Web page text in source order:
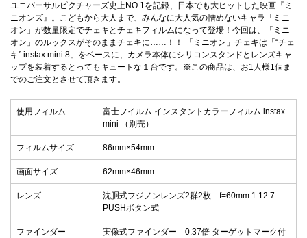
ユニバーサルピクチャーズ史上NO.1を記録、日本でも大ヒットした映画『ミ
ニオンズ』。こどもから大人まで、みんなに大人気の憎めないキャラ「ミニ
オン」が数量限定でチェキとチェキフィルムになって登場！今回は、「ミニ
オン」のルックスがそのままチェキに……！！ 「ミニオン」チェキは「“チェ
キ” instax mini 8」をベースに、カメラ本体にシリコンスタンドとレンズキャ
ップを装着するとってもキュートな１台です。※この商品は、お1人様1個ま
でのご注文とさせて頂きます。
使用フィルム
富士フイルム インスタントカラーフィルム instax
mini （別売）
フィルムサイズ 86mm×54mm
画面サイズ 62mm×46mm
レンズ
沈胴式フジノンレンズ2群2枚 f=60mm 1:12.7
PUSHボタン式
ファインダー
実像式ファインダー 0.37倍 ターゲットマーク付